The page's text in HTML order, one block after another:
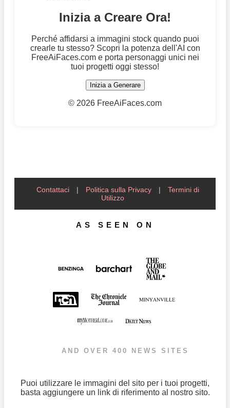
Inizia a Creare Ora!
Perché affidarsi a immagini stock quando puoi
crearle tu stesso? Scopri la potenza dell'AI con
FreeAiFaces.com e porta personaggi unici nei
tuoi progetti oggi stesso!
Inizia a Generare
© 2026 FreeAiFaces.com
Contattaci | Politica sulla Privacy |
Termini di
Utilizzo
AS SEEN ON
AND OVER 400 NEWS SITES
Puoi utilizzare le immagini del sito per i tuoi progetti,
basta aggiungere un link di riferimento al nostro sito.